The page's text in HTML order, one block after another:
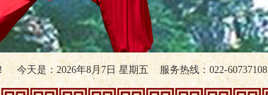
今天是：2026年8月7日 星期五 服务热线：022-60737108